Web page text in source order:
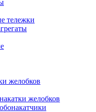
тележки
желобков
желобков